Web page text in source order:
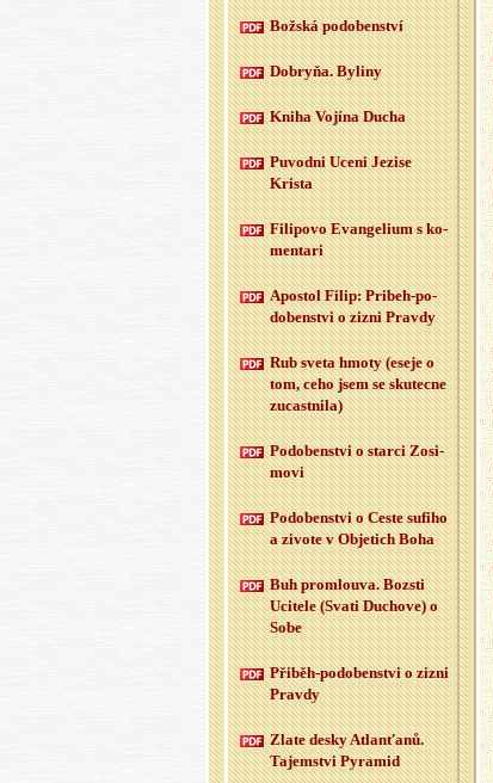
Bož­ská po­do­ben­ství
Dobryňa. By­li­ny
Kniha Vo­jí­na Ducha
Puvod­ni Uceni Je­zi­se
Kris­ta
Fi­li­po­vo Evan­ge­li­um s ko­
men­ta­ri
Apo­stol Filip: Pri­beh-po­
do­ben­st­vi o zizni Prav­dy
Rub sveta hmoty (eseje o
tom, ceho jsem se sku­tec­ne
zu­cast­ni­la)
Po­do­ben­st­vi o star­ci Zo­si­
mo­vi
Po­do­ben­st­vi o Ceste su­fi­ho
a zi­vo­te v Ob­je­tich Boha
Buh pro­mlou­va. Boz­sti
Uci­te­le (Svati Du­cho­ve) o
Sobe
Při­běh-po­do­ben­st­vi o zizni
Prav­dy
Zlate desky At­la­n­ťa­nů.
Ta­jem­st­vi Py­ra­mid